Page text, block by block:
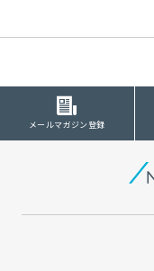
メールマガジン登録